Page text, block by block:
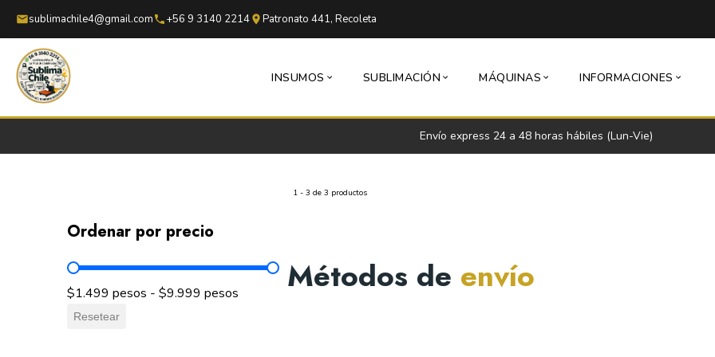
Saltar al contenido principal Saltar al pie de página
sublimachile4@gmail.com +56 9 3140 2214 Patronato 441, Recoleta
INSUMOS SUBLIMACIÓN MÁQUINAS INFORMACIONES
Envío express 24 a 48 horas hábiles (Lun-Vie)
1 - 3 de 3 productos
Ordenar por precio
Ordenar por precio
$1.499 pesos - $9.999 pesos
Resetear
Métodos de envío